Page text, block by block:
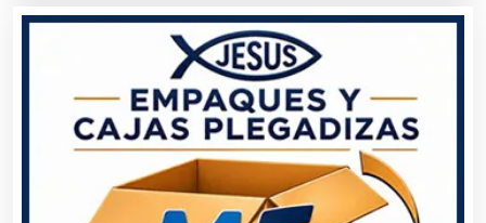
Artículos Personales
Artículos Publicitarios
Aseguradoras